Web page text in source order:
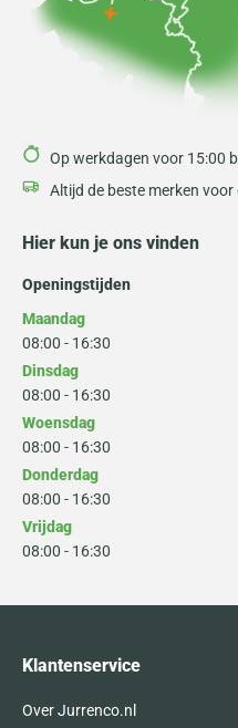
Op werkdagen voor 15:00
Altijd de beste merken voor
Hier kun je ons vinden
Openingstijden
Maandag
08:00 - 16:30
Dinsdag
08:00 - 16:30
Woensdag
08:00 - 16:30
Donderdag
08:00 - 16:30
Vrijdag
08:00 - 16:30
Klantenservice
Over Jurrenco.nl